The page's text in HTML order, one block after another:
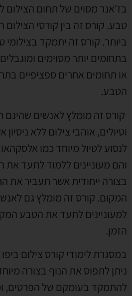
בז'אנר מסוים של תחום הצילום
טבע. קורס זה בין קורסי הצילום
ביותר. קורס זה יתמקד בצילומי
בתחומים יותר מסוימים
או תחומים אחרים ספציפיים
הטבע.
קורס זה מומלץ לאנשים שהינם
וטיולים, אוהבי צילום ללא
לנסוע לטיול מיוחד כמו
והם מעוניינים ללמוד לתעד את
בצורה ייחודית אשר תעביר את
המקום. קורס זה מומלץ גם
למעוניינים לתעד את הטבע
הזמן.
במסגרת לימודי קורס צילום
ניתן לתפוס את הנוף בצורה
להתמקד בעומקם של הפרטים,